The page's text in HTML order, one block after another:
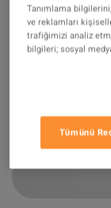
Minecraft -
Tanımlama
ve reklamları
trafiğimizi analiz
bilgileri; sosyal
Tümünü